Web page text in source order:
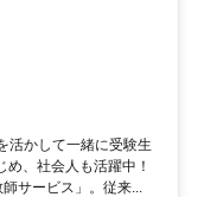
かして一緒に受験生
、社会人も活躍中！
サービス」。従来...